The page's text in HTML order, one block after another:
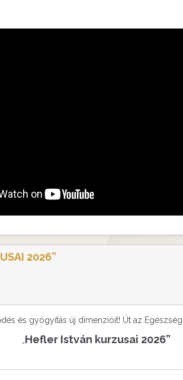
2026”
és gyógyítás új dimenzióit! Út az
„Hefler István kurzusai 2026”